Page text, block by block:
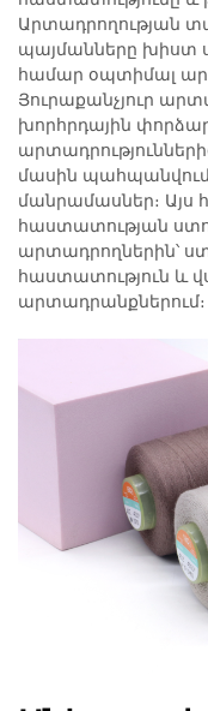
Արտադրողության
պայմանները խիստ
համար օպտիմալ
Յուրաքանչյուր
խորհրդային
մասին
մանրամասներ։ Այս
հաստատության
արտադրողներին՝
հաստատություն և
արտադրանքներում։